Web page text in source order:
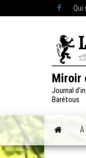
Qui
Miroir
Journal
Barétous